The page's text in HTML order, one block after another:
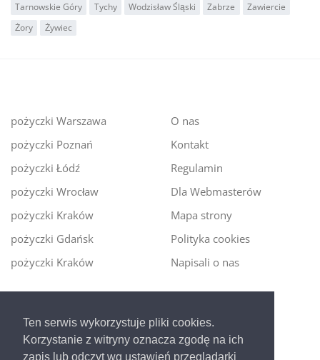
Ten serwis wykorzystuje pliki cookies.
Korzystanie z witryny oznacza zgodę na ich
zapis lub odczyt wg ustawień przeglądarki
Tarnowskie Góry
Tychy Wodzisław Śląski Zabrze
Zawiercie
Żory
Żywiec
pożyczki Warszawa
pożyczki Poznań
pożyczki Łódź
pożyczki Wrocław
pożyczki Kraków
pożyczki Gdańsk
pożyczki Kraków
O nas
Kontakt
Regulamin
Dla Webmasterów
Mapa strony
Polityka cookies
Napisali o nas
Ekspert kredytowy online- nowa era szybkiego i
bezpiecznego pożyczania!